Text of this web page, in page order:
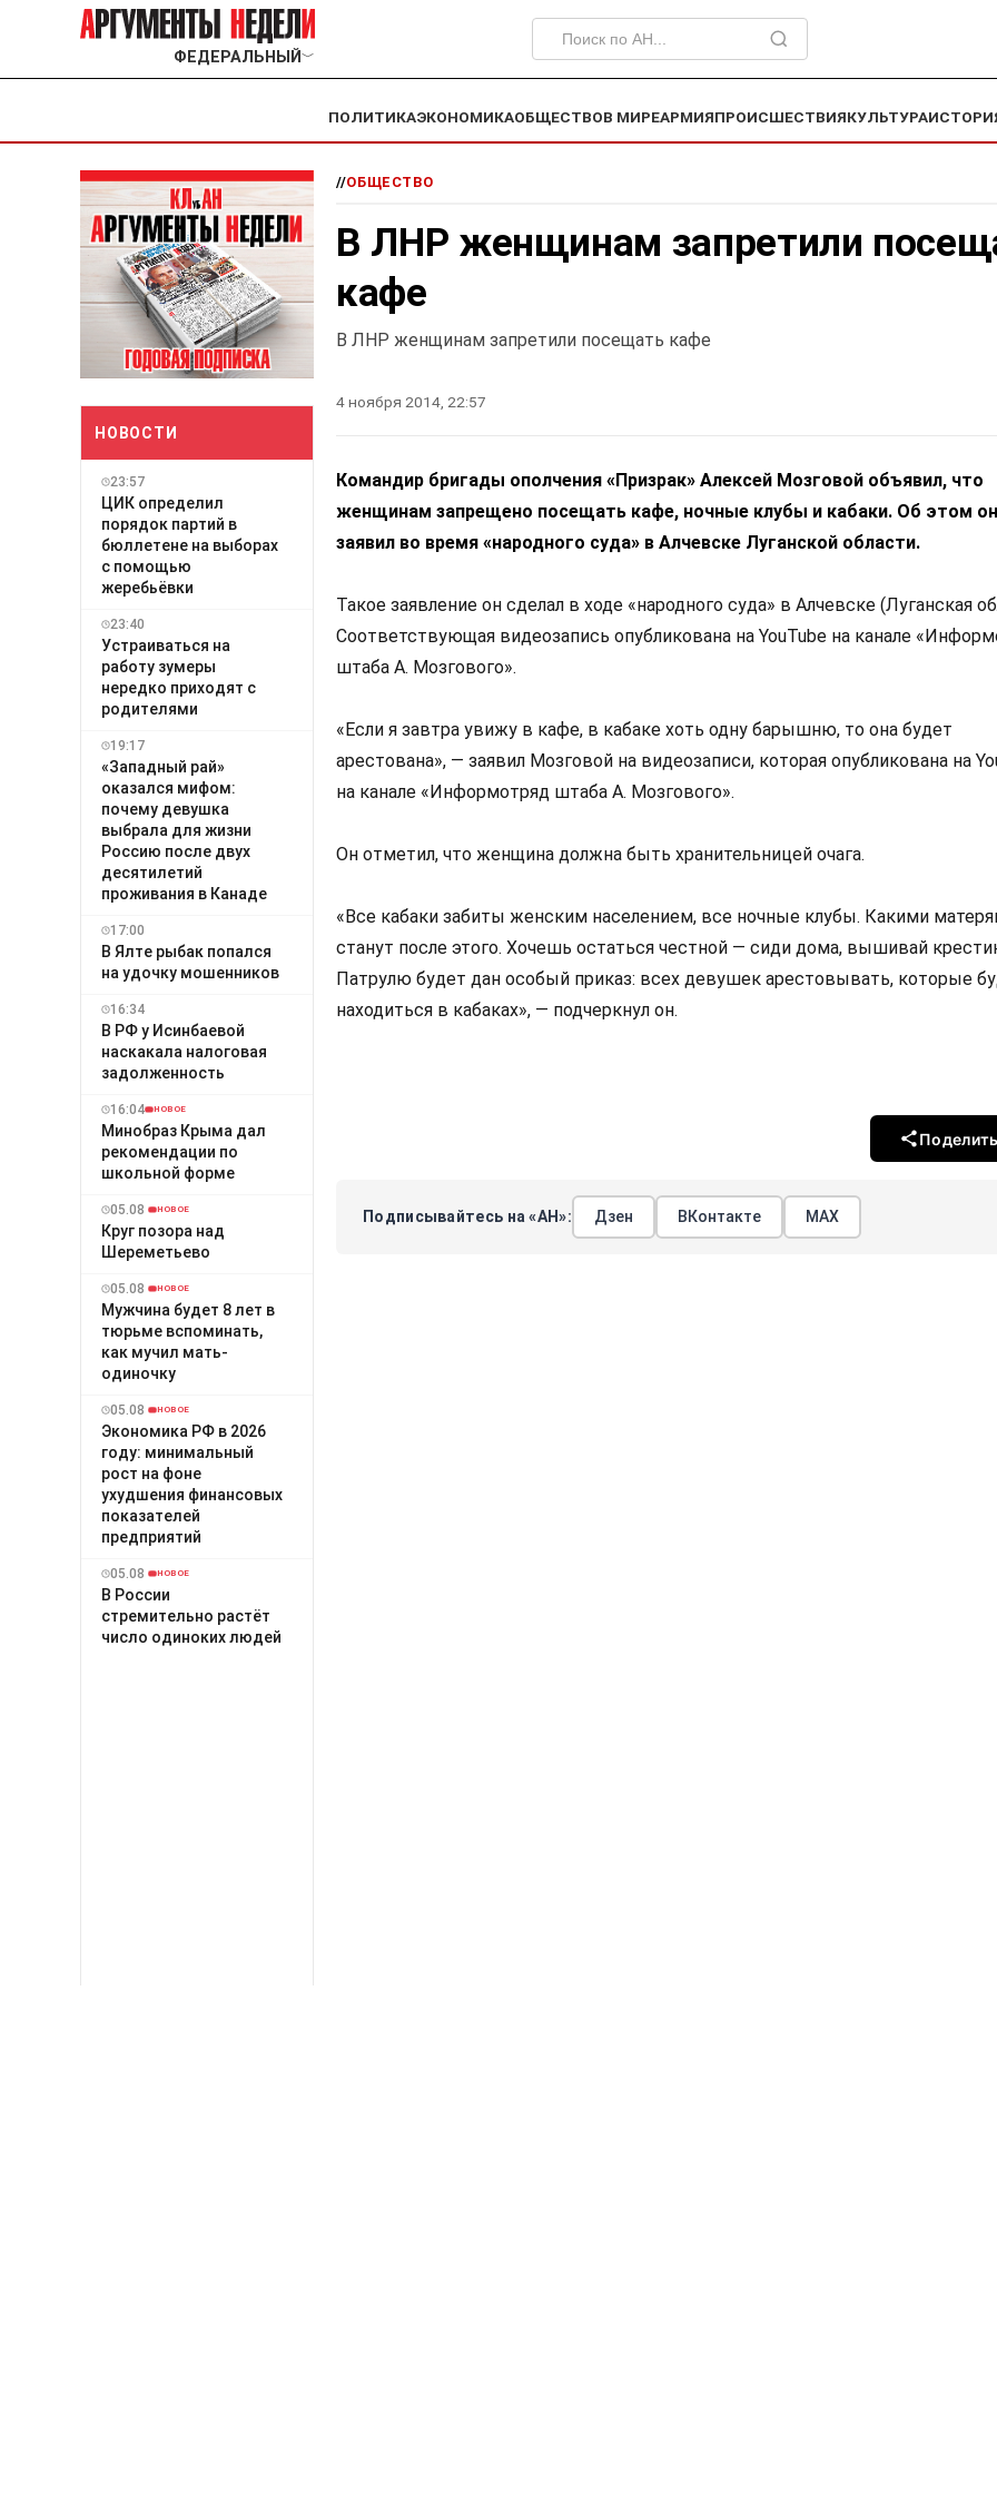
ФЕДЕРАЛЬНЫЙ ﹀
ПОЛИТИКАЭКОНОМИКАОБЩЕСТВОВ МИРЕАРМИЯПРОИСШЕСТВИЯКУЛЬТУРА
НОВОСТИ
23:57
ЦИК определил
порядок партий в
бюллетене на выборах
с помощью
жеребьёвки
23:40
Устраиваться на
работу зумеры
нередко приходят с
родителями
19:17
«Западный рай»
оказался мифом:
почему девушка
выбрала для жизни
Россию после двух
десятилетий
проживания в Канаде
17:00
В Ялте рыбак попался
на удочку мошенников
16:34
В РФ у Исинбаевой
наскакала налоговая
задолженность
16:04 НОВОЕ
Минобраз Крыма дал
рекомендации по
школьной форме
05.08 НОВОЕ
Круг позора над
Шереметьево
05.08 НОВОЕ
Мужчина будет 8 лет в
тюрьме вспоминать,
как мучил мать-
одиночку
05.08 НОВОЕ
Экономика РФ в 2026
году: минимальный
рост на фоне
ухудшения финансовых
показателей
предприятий
05.08 НОВОЕ
В России
стремительно растёт
число одиноких людей
//ОБЩЕСТВО
В ЛНР женщинам запретили
кафе
В ЛНР женщинам запретили посещать кафе
4 ноября 2014, 22:57
Командир бригады ополчения «Призрак» Алексей Мозговой объявил, что
женщинам запрещено посещать кафе, ночные клубы и кабаки. Об этом он
заявил во время «народного суда» в Алчевске Луганской области.
Такое заявление он сделал в ходе «народного суда» в Алчевске (Луганская
Соответствующая видеозапись опубликована на YouTube на канале
штаба А. Мозгового».
«Если я завтра увижу в кафе, в кабаке хоть одну барышню, то она будет
арестована», — заявил Мозговой на видеозаписи, которая опубликована на
на канале «Информотряд штаба А. Мозгового».
Он отметил, что женщина должна быть хранительницей очага.
«Все кабаки забиты женским населением, все ночные клубы. Какими
станут после этого. Хочешь остаться честной — сиди дома, вышивай
Патрулю будет дан особый приказ: всех девушек арестовывать, которые
находиться в кабаках», — подчеркнул он.
Подписывайтесь на «АН»: Дзен ВКонтакте МАХ